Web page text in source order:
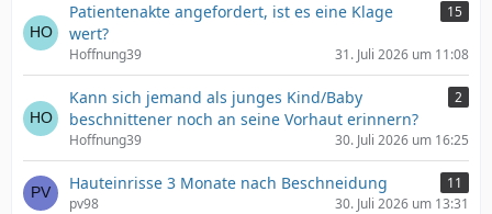
Patientenakte angefordert, ist es eine Klage
wert?
15
Hoffnung39 31. Juli 2026 um 11:08
Kann sich jemand als junges Kind/Baby
beschnittener noch an seine Vorhaut erinnern?
2
Hoffnung39 30. Juli 2026 um 16:25
Hauteinrisse 3 Monate nach Beschneidung
11
pv98
30. Juli 2026 um 13:31